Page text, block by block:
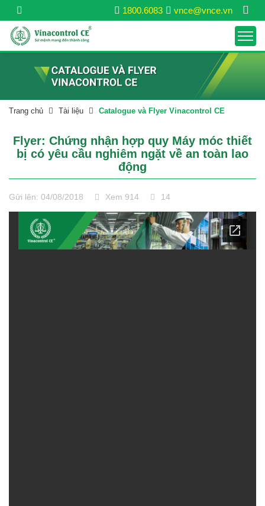
vnce@vnce.vn
1800.6083
Trang chủ Tài liệu Catalogue và Flyer Vinacontrol CE
Flyer: Chứng nhận hợp quy Máy móc thiết
bị có yêu cầu nghiêm ngặt về an toàn lao
động
Gửi lên: 04/08/2018 Xem 914 14